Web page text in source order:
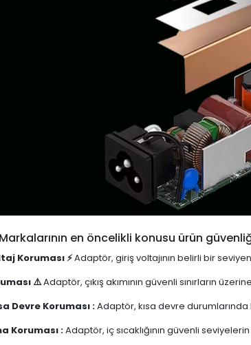
en öncelikli konusu ürün
Koruması ⚡Adaptör, giriş voltajının belirli bir
⚠️Adaptör, çıkış akımının güvenli sınırların
Devre Koruması :Adaptör, kısa devre
Koruması :Adaptör, iç sıcaklığının güvenli seviyelerin